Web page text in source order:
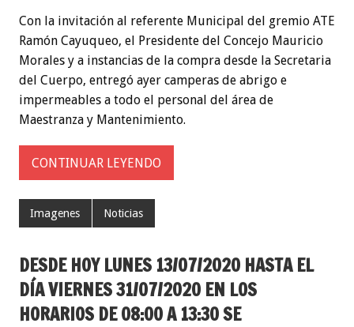
Con la invitación al referente Municipal del gremio ATE
Ramón Cayuqueo, el Presidente del Concejo Mauricio
Morales y a instancias de la compra desde la Secretaria
del Cuerpo, entregó ayer camperas de abrigo e
impermeables a todo el personal del área de
Maestranza y Mantenimiento.
CONTINUAR LEYENDO
Imagenes Noticias
DESDE HOY LUNES 13/07/2020 HASTA EL
DÍA VIERNES 31/07/2020 EN LOS
HORARIOS DE 08:00 A 13:30 SE